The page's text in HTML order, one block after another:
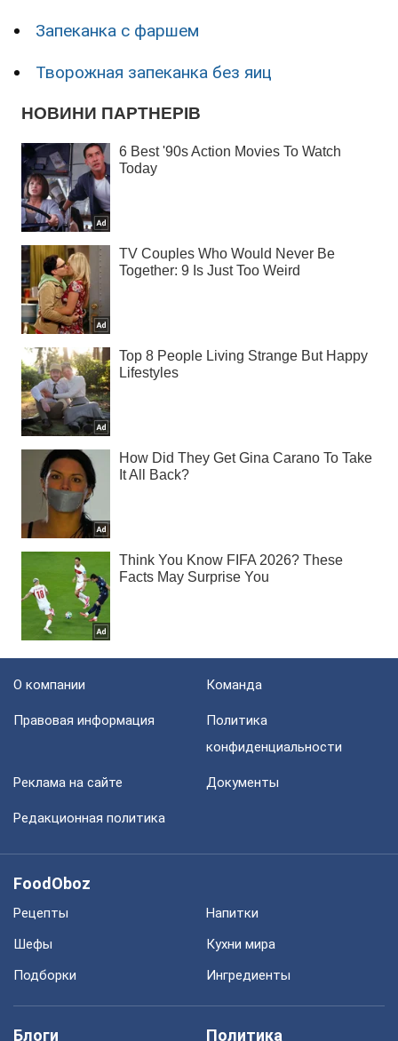
Запеканка с фаршем
Творожная запеканка без яиц
О компании Команда
Правовая информация
Политика
конфиденциальности
Реклама на сайте Документы
Редакционная политика
FoodOboz
Рецепты
Напитки
Шефы
Кухни мира
Подборки
Ингредиенты
Блоги Политика